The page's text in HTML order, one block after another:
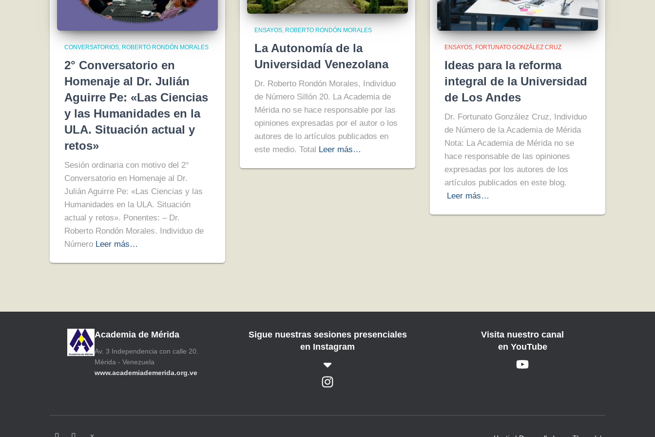
CONVERSATORIOS ROBERTO RONDÓN MORALES
2° Conversatorio en
Homenaje al Dr. Julián
Aguirre Pe: «Las Ciencias
y las Humanidades en la
ULA. Situación actual y
retos»
Sesión ordinaria con motivo del 2°
Conversatorio en Homenaje al Dr.
Julián Aguirre Pe: «Las Ciencias y las
Humanidades en la ULA. Situación
actual y retos». Ponentes: – Dr.
Roberto Rondón Morales. Individuo de
Número Leer más…
ENSAYOS ROBERTO RONDÓN MORALES
La Autonomía de la
Universidad Venezolana
Dr. Roberto Rondón Morales, Individuo
de Número Sillón 20. La Academia de
Mérida no se hace responsable por las
opiniones expresadas por el autor o los
autores de lo artículos publicados en
este medio. Total Leer más…
ENSAYOS FORTUNATO GONZÁLEZ CRUZ
Ideas para la reforma
integral de la Universidad
de Los Andes
Dr. Fortunato González Cruz, Individuo
de Número de la Academia de Mérida
Nota: La Academia de Mérida no se
hace responsable de las opiniones
expresadas por los autores de los
artículos publicados en este blog.
Leer más…
Academia de Mérida
Av. 3 Independencia con calle 20.
Mérida - Venezuela
www.academiademerida.org.ve
Sigue nuestras sesiones presenciales
en Instagram
Visita nuestro canal
en YouTube